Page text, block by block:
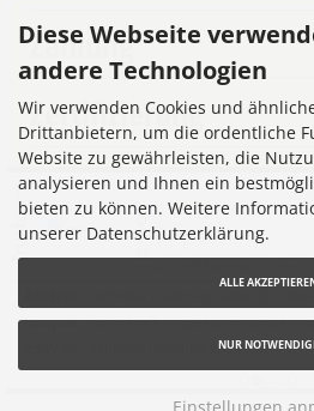
Zahlung
Zertifizierung
Diese Webseite
andere Technologien
Wir verwenden Cookies und
Drittanbietern, um die ordentliche
Website zu gewährleisten, die
analysieren und Ihnen ein
bieten zu können. Weitere
unserer Datenschutzerklärung.
ALLE
NUR